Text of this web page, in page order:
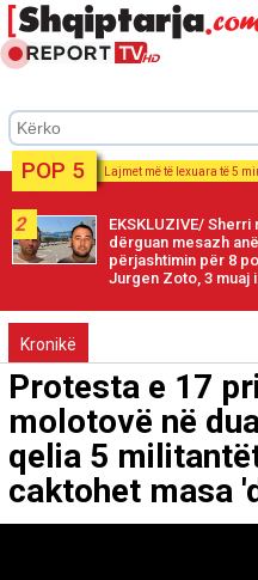
POP 5 Lajmet më të lexuara të 5
2
EKSKLUZIVE/
dërguan mesazh
përjashtimin për 8
Jurgen Zoto, 3 muaj
Kronikë
Protesta e 17
molotovë në
qelia 5
caktohet masa